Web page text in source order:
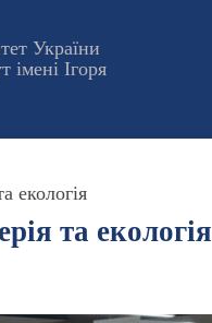
України
імені Ігоря
екологія
та екологія